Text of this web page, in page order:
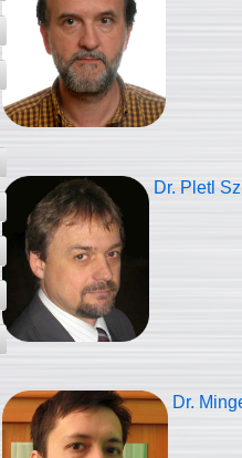
Dr. Pletl
Dr.